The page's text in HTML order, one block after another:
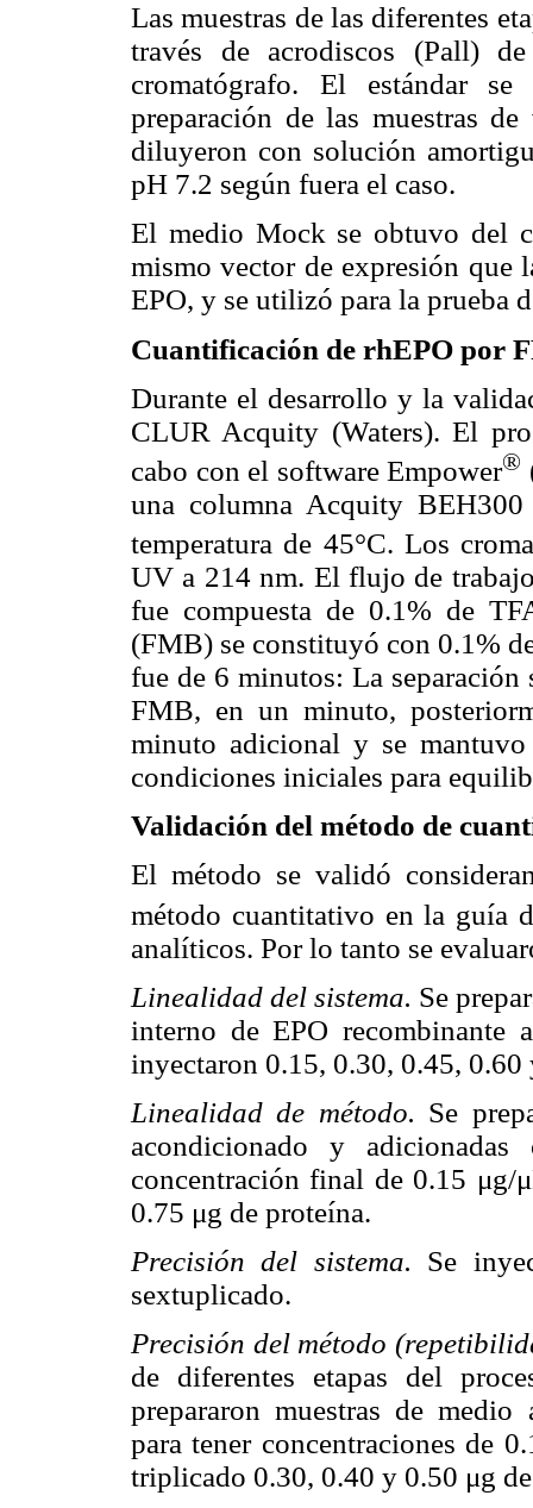
Las muestras de las diferentes
través de acrodiscos (Pall)
cromatógrafo. El estándar
preparación de las muestras
diluyeron con solución
pH 7.2 según fuera el caso.
El medio Mock se obtuvo del
mismo vector de expresión que
EPO, y se utilizó para la prueba
Cuantificación de rhEPO por
Durante el desarrollo y la
CLUR Acquity (Waters). El
cabo con el software Empower®
una columna Acquity
temperatura de 45°C. Los
UV a 214 nm. El flujo de
fue compuesta de 0.1% de
(FMB) se constituyó con 0.1%
fue de 6 minutos: La
FMB, en un minuto,
minuto adicional y se
condiciones iniciales para
Validación del método de
El método se validó
método cuantitativo en la guía
analíticos. Por lo tanto se
Linealidad del sistema. Se
interno de EPO recombinante
inyectaron 0.15, 0.30, 0.45,
Linealidad de método. Se
acondicionado y
concentración final de 0.15 μg/
0.75 μg de proteína.
Precisión del sistema. Se
sextuplicado.
Precisión del método
de diferentes etapas del
prepararon muestras de medio
para tener concentraciones de
triplicado 0.30, 0.40 y 0.50 μg